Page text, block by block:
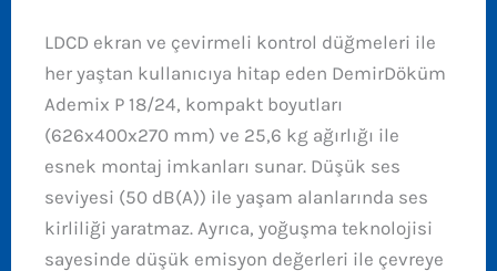
LDCD ekran ve çevirmeli kontrol düğmeleri ile
her yaştan kullanıcıya hitap eden DemirDöküm
Ademix P 18/24, kompakt boyutları
(626x400x270 mm) ve 25,6 kg ağırlığı ile
esnek montaj imkanları sunar. Düşük ses
seviyesi (50 dB(A)) ile yaşam alanlarında ses
kirliliği yaratmaz. Ayrıca, yoğuşma teknolojisi
sayesinde düşük emisyon değerleri ile çevreye